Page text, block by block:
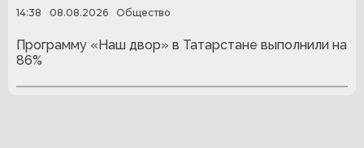
14:38 08.08.2026 Общество
Программу «Наш двор» в Татарстане выполнили на
86%